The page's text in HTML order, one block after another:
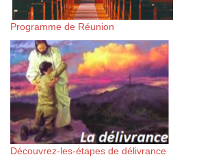
Programme de Réunion
Découvrez-les-étapes de délivrance